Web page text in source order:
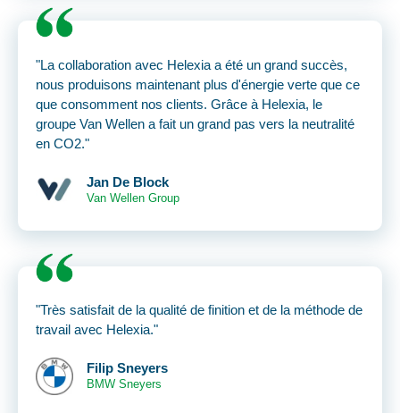
"La collaboration avec Helexia a été un grand succès,
nous produisons maintenant plus d'énergie verte que ce
que consomment nos clients. Grâce à Helexia, le
groupe Van Wellen a fait un grand pas vers la neutralité
en CO2."
Jan De Block
Van Wellen Group
"Très satisfait de la qualité de finition et de la méthode de
travail avec Helexia."
Filip Sneyers
BMW Sneyers